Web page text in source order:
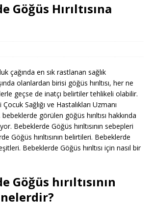
Göğüs Hırıltısına
çağında en sık rastlanan sağlık
olanlardan birisi göğüs hırıltısı, her ne
geçse de inatçı belirtiler tehlikeli olabilir.
Sağlığı ve Hastalıkları Uzmanı
görülen göğüs hırıltısı hakkında
Bebeklerde Göğüs hırıltısının sebepleri
Göğüs hırıltısının belirtileri. Bebeklerde
Bebeklerde Göğüs hırıltısı için nasıl bir
Göğüs hırıltısının